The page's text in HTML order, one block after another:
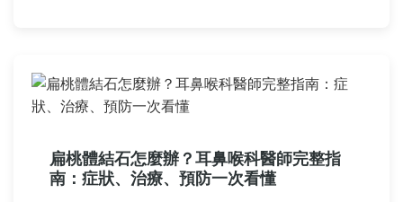
扁桃體結石怎麼辦？耳鼻喉科醫師完整指
南：症狀、治療、預防一次看懂